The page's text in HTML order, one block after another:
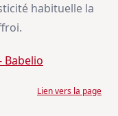
habituelle la
Babelio
Lien vers la page